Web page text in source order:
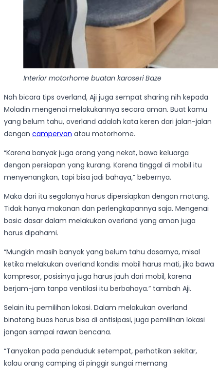
Interior motorhome buatan karoseri Baze
Nah bicara tips overland, Aji juga sempat sharing nih kepada
Moladin mengenai melakukannya secara aman. Buat kamu
yang belum tahu, overland adalah kata keren dari jalan-jalan
dengan campervan atau motorhome.
“Karena banyak juga orang yang nekat, bawa keluarga
dengan persiapan yang kurang. Karena tinggal di mobil itu
menyenangkan, tapi bisa jadi bahaya,” bebernya.
Maka dari itu segalanya harus dipersiapkan dengan matang.
Tidak hanya makanan dan perlengkapannya saja. Mengenai
basic dasar dalam melakukan overland yang aman juga
harus dipahami.
“Mungkin masih banyak yang belum tahu dasarnya, misal
ketika melakukan overland kondisi mobil harus mati, jika bawa
kompresor, posisinya juga harus jauh dari mobil, karena
berjam-jam tanpa ventilasi itu berbahaya.” tambah Aji.
Selain itu pemilihan lokasi. Dalam melakukan overland
binatang buas harus bisa di antisipasi, juga pemilihan lokasi
jangan sampai rawan bencana.
“Tanyakan pada penduduk setempat, perhatikan sekitar,
kalau orang camping di pinggir sungai memang